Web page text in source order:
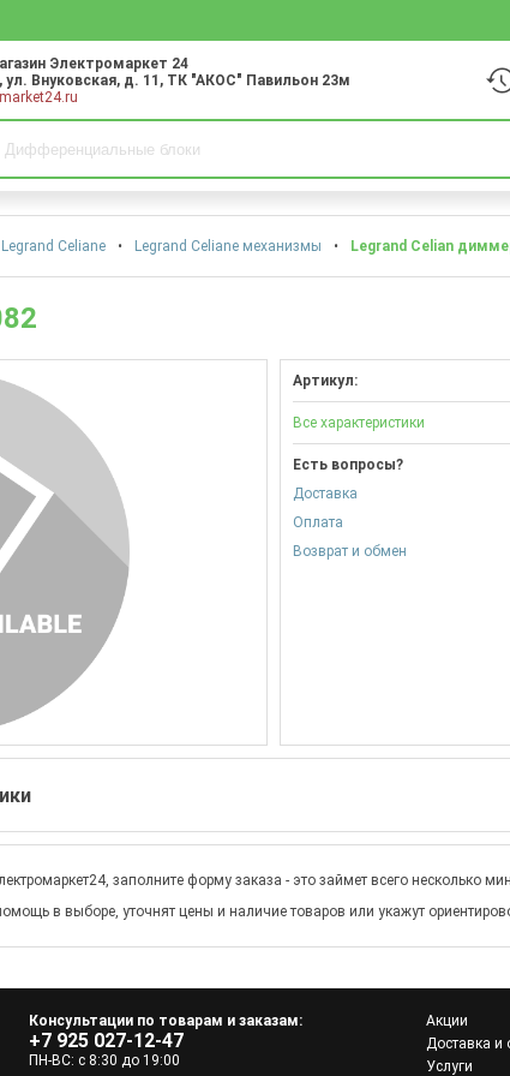
Электромаркет 24
, ул. Внуковская, д. 11 , ТК "АКОС" Павильон 23м
Legrand Celiane • Legrand Celiane механизмы • Legrand Celian
Артикул:
Все характеристики
Есть вопросы?
Доставка
Оплата
Возврат и обмен
заполните форму заказа - это займет всего несколько
в выборе, уточнят цены и наличие товаров или укажут
Консультации по товарам и заказам:
+7 925 027-12-47
ПН-ВС: с 8:30 до 19:00
Акции
Доставка и
Услуги